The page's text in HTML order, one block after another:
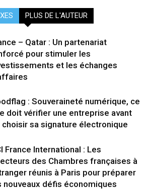
PLUS DE L'AUTEUR
– Qatar : Un partenariat
pour stimuler les
et les échanges
: Souveraineté numérique, ce
doit vérifier une entreprise avant
choisir sa signature électronique
France International : Les
des Chambres françaises à
réunis à Paris pour préparer
nouveaux défis économiques